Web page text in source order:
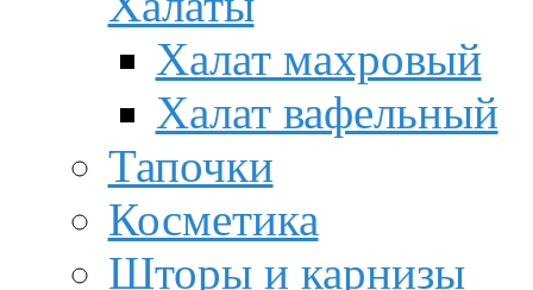
Халат махровый
Халат вафельный
Тапочки
Косметика
Шторы и карнизы